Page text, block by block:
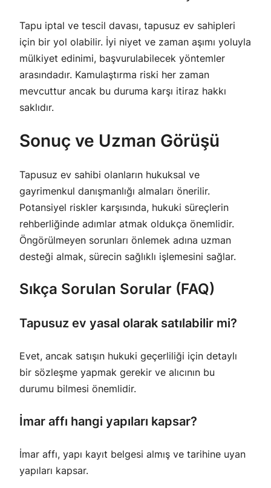
Tapu iptal ve tescil davası, tapusuz ev sahipleri
için bir yol olabilir. İyi niyet ve zaman aşımı yoluyla
mülkiyet edinimi, başvurulabilecek yöntemler
arasındadır. Kamulaştırma riski her zaman
mevcuttur ancak bu duruma karşı itiraz hakkı
saklıdır.
Sonuç ve Uzman Görüşü
Tapusuz ev sahibi olanların hukuksal ve
gayrimenkul danışmanlığı almaları önerilir.
Potansiyel riskler karşısında, hukuki süreçlerin
rehberliğinde adımlar atmak oldukça önemlidir.
Öngörülmeyen sorunları önlemek adına uzman
desteği almak, sürecin sağlıklı işlemesini sağlar.
Sıkça Sorulan Sorular (FAQ)
Tapusuz ev yasal olarak satılabilir mi?
Evet, ancak satışın hukuki geçerliliği için detaylı
bir sözleşme yapmak gerekir ve alıcının bu
durumu bilmesi önemlidir.
İmar affı hangi yapıları kapsar?
İmar affı, yapı kayıt belgesi almış ve tarihine uyan
yapıları kapsar.